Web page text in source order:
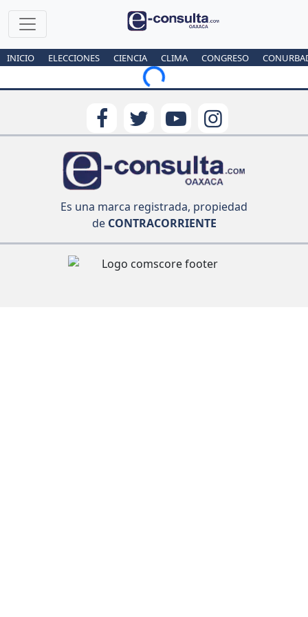
INICIO ELECCIONES CIENCIA CLIMA CONGRESO
Loading...
Es una marca registrada, propiedad
deCONTRACORRIENTE